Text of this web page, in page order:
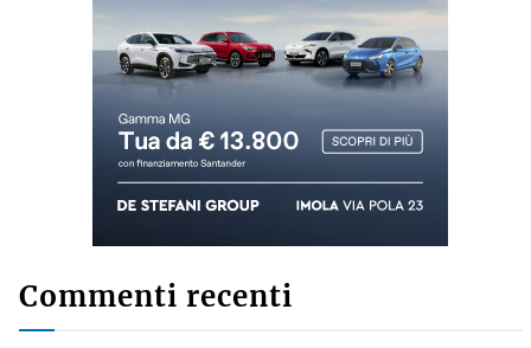
Commenti recenti